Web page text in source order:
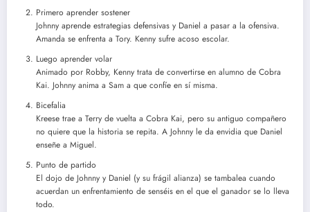
Primero aprender sostener
Johnny aprende estrategias defensivas y Daniel a pasar a la ofensiva.
Amanda se enfrenta a Tory. Kenny sufre acoso escolar.
Luego aprender volar
Animado por Robby, Kenny trata de convertirse en alumno de Cobra
Kai. Johnny anima a Sam a que confíe en sí misma.
Bicefalia
Kreese trae a Terry de vuelta a Cobra Kai, pero su antiguo compañero
no quiere que la historia se repita. A Johnny le da envidia que Daniel
enseñe a Miguel.
Punto de partido
El dojo de Johnny y Daniel (y su frágil alianza) se tambalea cuando
acuerdan un enfrentamiento de senséis en el que el ganador se lo lleva
todo.